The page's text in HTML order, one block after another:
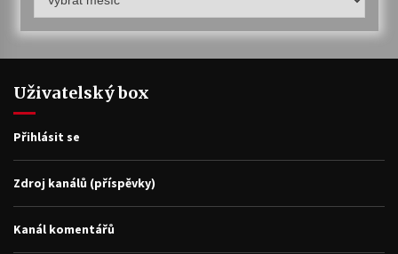
archiv
Uživatelský box
Přihlásit se
Zdroj kanálů (příspěvky)
Kanál komentářů